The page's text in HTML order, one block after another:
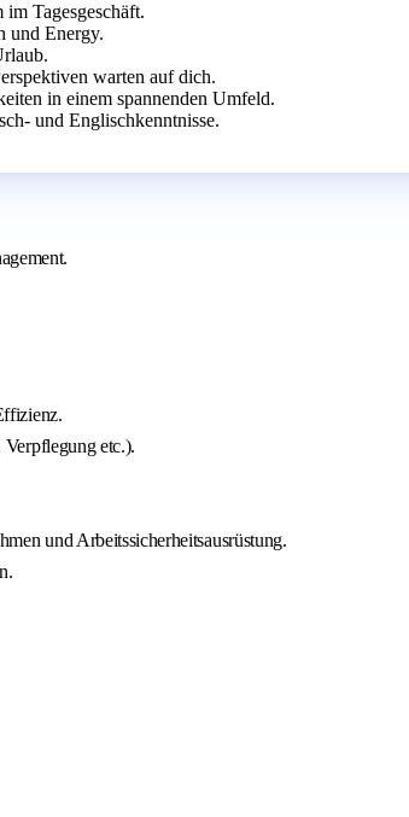
im Tagesgeschäft.
und Energy.
warten auf dich.
in einem spannenden Umfeld.
und Englischkenntnisse.
etc.).
und Arbeitssicherheitsausrüstung.